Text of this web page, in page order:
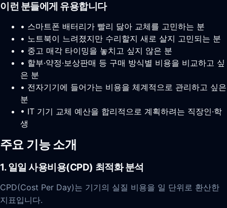
이런 분들에게 유용합니다
• 스마트폰 배터리가 빨리 닳아 교체를 고민하는 분
• 노트북이 느려졌지만 수리할지 새로 살지 고민되는 분
• 중고 매각 타이밍을 놓치고 싶지 않은 분
• 할부·약정·보상판매 등 구매 방식별 비용을 비교하고 싶
은 분
• 전자기기에 들어가는 비용을 체계적으로 관리하고 싶은
분
• IT 기기 교체 예산을 합리적으로 계획하려는 직장인·학
생
주요 기능 소개
1. 일일 사용비용(CPD) 최적화 분석
CPD(Cost Per Day)는 기기의 실질 비용을 일 단위로 환산한
지표입니다.